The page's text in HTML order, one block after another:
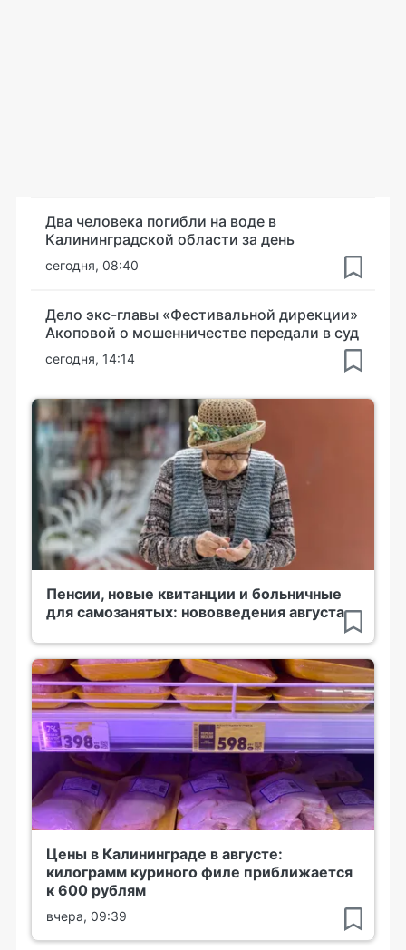
Два человека погибли на воде в
Калининградской области за день
сегодня, 08:40
Дело экс-главы «Фестивальной дирекции»
Акоповой о мошенничестве передали в суд
сегодня, 14:14
Пенсии, новые квитанции и больничные
для самозанятых: нововведения августа
Цены в Калининграде в августе:
килограмм куриного филе приближается
к 600 рублям
вчера, 09:39